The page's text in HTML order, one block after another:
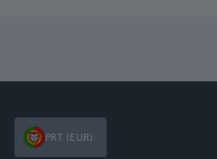
PRT (EUR)